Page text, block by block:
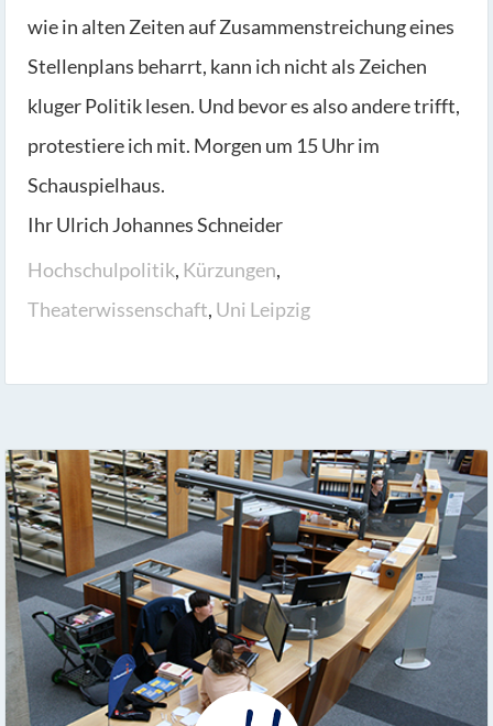
wie in alten Zeiten auf Zusammenstreichung eines
Stellenplans beharrt, kann ich nicht als Zeichen
kluger Politik lesen. Und bevor es also andere trifft,
protestiere ich mit. Morgen um 15 Uhr im
Schauspielhaus.
Ihr Ulrich Johannes Schneider
Hochschulpolitik, Kürzungen,
Theaterwissenschaft, Uni Leipzig